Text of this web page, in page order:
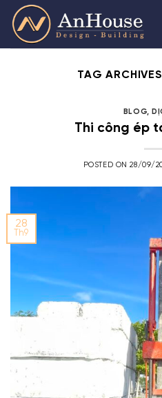
Skip
content
TAG
BLOG,
Thi công ép
POSTED ON28/09/
28
Th9